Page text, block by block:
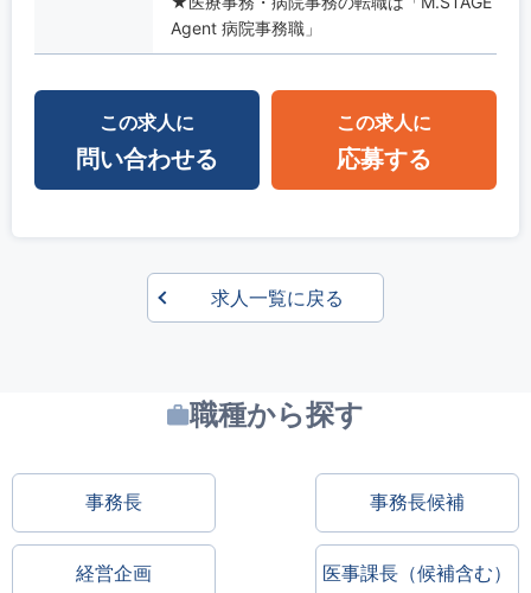
Agent 病院事務職」
この求人に
問い合わせる
この求人に
応募する
求人一覧に戻る
職種から探す
事務長 事務長候補
経営企画 医事課長（候補含む）